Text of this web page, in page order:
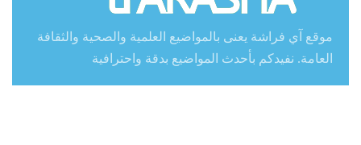
موقع آي فراشة يعنى بالمواضيع العلمية والصحية والثقافة
العامة. نفيدكم بأحدث المواضيع بدقة واحترافية